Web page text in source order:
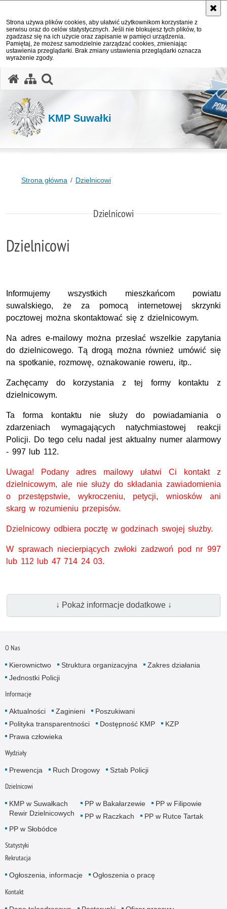
Strona używa plików cookies, aby ułatwić użytkownikom korzystanie z
serwisu oraz do celów statystycznych. Jeśli nie blokujesz tych plików, to
zgadzasz się na ich użycie oraz zapisanie w pamięci urządzenia.
Pamiętaj, że możesz samodzielnie zarządzać cookies, zmieniając
ustawienia przeglądarki. Brak zmiany ustawienia przeglądarki oznacza
wyrażenie zgody.
KMP Suwałki
Strona główna Dzielnicowi
Dzielnicowi
Dzielnicowi
Informujemy wszystkich mieszkańcom powiatu
suwalskiego, że za pomocą internetowej skrzynki
pocztowej można skontaktować się z dzielnicowym.
Na adres e-mailowy można przesłać wszelkie zapytania
do dzielnicowego. Tą drogą można również umówić się
na spotkanie, rozmowę, oznakowanie roweru, itp..
Zachęcamy do korzystania z tej formy kontaktu z
dzielnicowym.
Ta forma kontaktu nie służy do powiadamiania o
zdarzeniach wymagających natychmiastowej reakcji
Policji. Do tego celu nadal jest aktualny numer alarmowy
- 997 lub 112.
Uwaga! Podany adres mailowy ułatwi Ci kontakt z
dzielnicowym, ale nie służy do składania zawiadomienia
o przestępstwie, wykroczeniu, petycji, wniosków ani
skarg w rozumieniu przepisów.
Dzielnicowy odbiera pocztę w godzinach swojej służby.
W sprawach niecierpiących zwłoki zadzwoń pod nr 997
lub 112 lub 47 714 24 03.
↓ Pokaż informacje dodatkowe ↓
O Nas
Kierownictwo Struktura organizacyjna
Zakres działania
Jednostki Policji
Informacje
Aktualności Zaginieni
Poszukiwani
Polityka transparentności
Dostępność KMP
KZP
Prawa człowieka
Wydziały
Prewencja Ruch Drogowy Sztab Policji
Dzielnicowi
KMP w Suwałkach
Rewir Dzielnicowych
PP w Bakałarzewie
PP w Filipowie
PP w Raczkach
PP w Rutce Tartak
PP w Słobódce
Statystyki
Rekrutacja
Ogłoszenia, informacje Ogłoszenia o pracę
Kontakt